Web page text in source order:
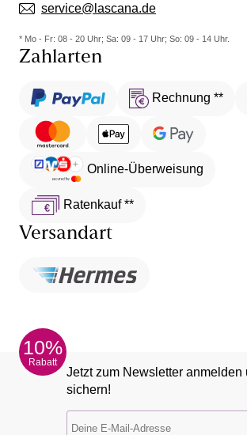
service@lascana.de
* Mo - Fr: 08 - 20 Uhr; Sa: 09 - 17 Uhr; So: 09 - 14 Uhr.
Zahlarten
Rechnung **
Online-Überweisung
Ratenkauf **
Versandart
10%
Rabatt
Jetzt zum Newsletter anmelden
sichern!